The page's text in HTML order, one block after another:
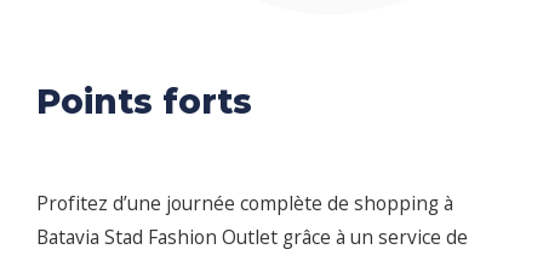
Points forts
Profitez d’une journée complète de shopping à
Batavia Stad Fashion Outlet grâce à un service de